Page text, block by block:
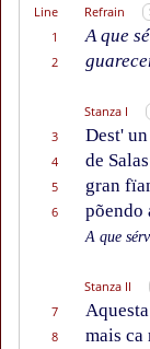
Line Refrain
1
A que
2
Stanza I
3 Dest'
4
de
5
gran
6
põendo
A que
Stanza II
7
8
mais ca